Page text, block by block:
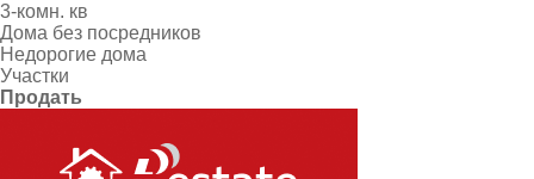
3-комн. кв
Дома без посредников
Недорогие дома
Участки
Продать